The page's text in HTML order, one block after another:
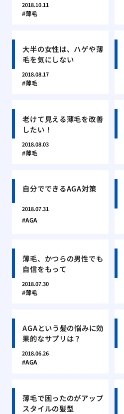
2018.10.11
薄毛
大半の女性は、ハゲや薄
毛を気にしない
2018.08.17
薄毛
老けて見える薄毛を改善
したい！
2018.08.03
薄毛
自分でできるAGA対策
2018.07.31
AGA
薄毛、かつらの男性でも
自信をもって
2018.07.30
薄毛
AGAという髪の悩みに効
果的なサプリは？
2018.06.26
AGA
薄毛で困ったのがアップ
スタイルの髪型